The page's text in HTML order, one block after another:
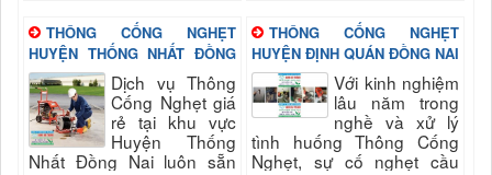
nhanh và đảm bảo uy tín,
chất lượng hài long quý...
vệ sinh môi trường Thị xã
Long Khánh Đồng Nai góp
phần đảm bảo...
THÔNG CỐNG NGHẸT
HUYỆN THỐNG NHẤT ĐỒNG
NAI
Dịch vụ Thông
Cống Nghẹt giá
rẻ tại khu vực
Huyện Thống
Nhất Đồng Nai luôn sẵn
THÔNG CỐNG NGHẸT
HUYỆN ĐỊNH QUÁN ĐỒNG NAI
Với kinh nghiệm
lâu năm trong
nghề và xử lý
tình huống Thông Cống
Nghẹt, sự cố nghẹt cầu